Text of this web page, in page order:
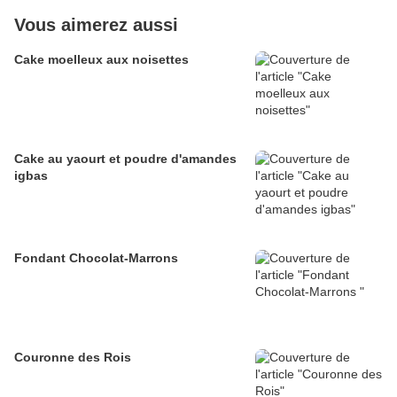
Vous aimerez aussi
Cake moelleux aux noisettes
Cake au yaourt et poudre d'amandes
igbas
Fondant Chocolat-Marrons
Couronne des Rois